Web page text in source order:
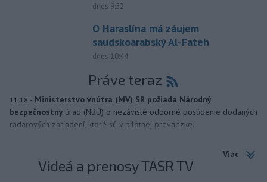
dnes 9:52
O Haraslína má záujem
saudskoarabský Al-Fateh
dnes 10:44
Práve teraz
11:18 - Ministerstvo vnútra (MV) SR požiada Národný
bezpečnostný úrad (NBÚ) o nezávislé odborné posúdenie dodaných
radarových zariadení, ktoré sú v pilotnej prevádzke.
Viac
Videá a prenosy TASR TV